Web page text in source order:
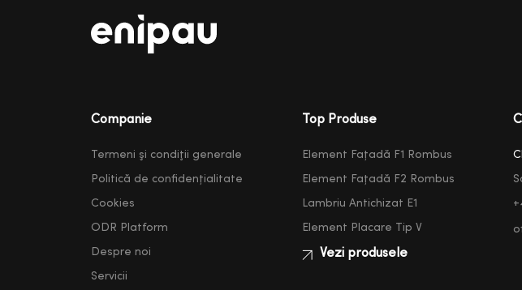
Companie
Termeni şi condiţii generale
Politică de confidențialitate
Cookies
ODR Platform
Despre noi
Servicii
Top Produse
Element Fațadă F1 Rombus
Element Fațadă F2 Rombus
Lambriu Antichizat E1
Element Placare Tip V
Vezi produsele